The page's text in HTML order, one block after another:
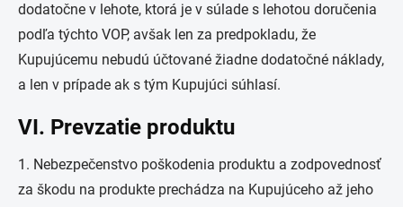
dodatočne v lehote, ktorá je v súlade s lehotou doručenia
podľa týchto VOP, avšak len za predpokladu, že
Kupujúcemu nebudú účtované žiadne dodatočné náklady,
a len v prípade ak s tým Kupujúci súhlasí.
VI. Prevzatie produktu
1. Nebezpečenstvo poškodenia produktu a zodpovednosť
za škodu na produkte prechádza na Kupujúceho až jeho